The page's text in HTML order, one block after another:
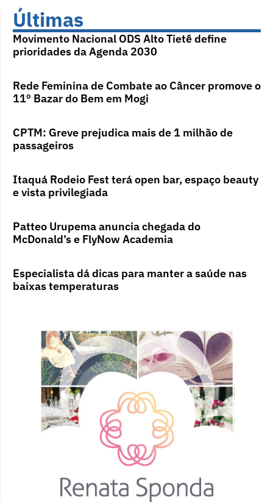
Últimas
Movimento Nacional ODS Alto Tietê define
prioridades da Agenda 2030
Rede Feminina de Combate ao Câncer promove o
11º Bazar do Bem em Mogi
CPTM: Greve prejudica mais de 1 milhão de
passageiros
Itaquá Rodeio Fest terá open bar, espaço beauty
e vista privilegiada
Patteo Urupema anuncia chegada do
McDonald’s e FlyNow Academia
Especialista dá dicas para manter a saúde nas
baixas temperaturas